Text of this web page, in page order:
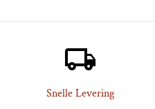
local_shipping
Snelle Levering